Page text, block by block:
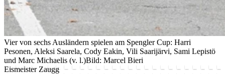
Vier von sechs Ausländern spielen am Spengler Cup: Harri
Pesonen, Aleksi Saarela, Cody Eakin, Vili Saarijärvi, Sami Lepistö
und Marc Michaelis (v. l.)Bild: Marcel Bieri
Eismeister Zaugg